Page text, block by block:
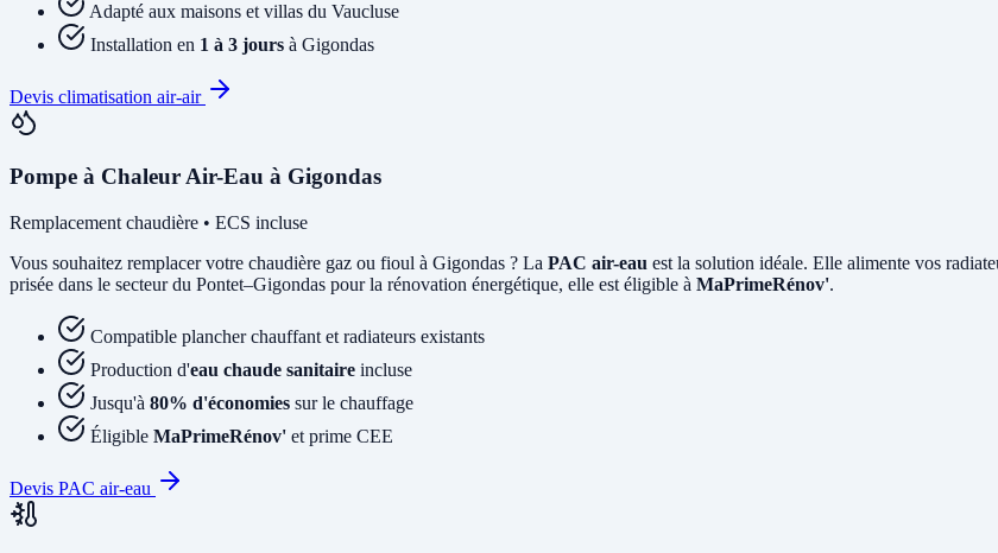
Adapté aux maisons et villas du Vaucluse
Installation en 1 à 3 jours à Gigondas
Devis climatisation air-air
Pompe à Chaleur Air-Eau à Gigondas
Remplacement chaudière • ECS incluse
Vous souhaitez remplacer votre chaudière gaz ou fioul à Gigondas ? La PAC air-eau est la solution idéale. Elle alimente vos
prisée dans le secteur du Pontet–Gigondas pour la rénovation énergétique, elle est éligible à MaPrimeRénov'.
Compatible plancher chauffant et radiateurs existants
Production d'eau chaude sanitaire incluse
Jusqu'à 80% d'économies sur le chauffage
Éligible MaPrimeRénov' et prime CEE
Devis PAC air-eau